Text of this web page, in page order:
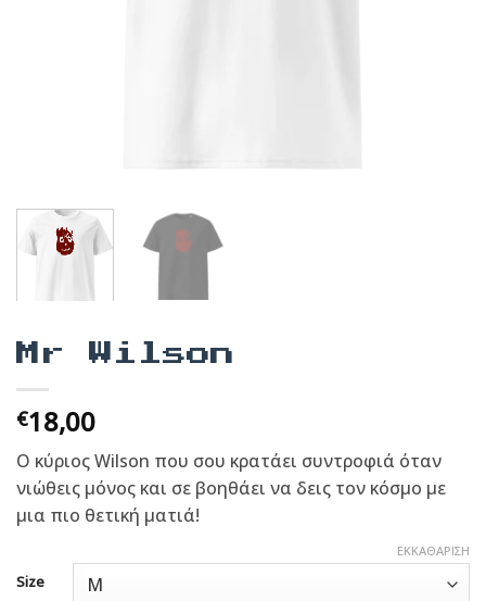
Mr Wilson
€18,00
Ο κύριος Wilson που σου κρατάει συντροφιά όταν
νιώθεις μόνος και σε βοηθάει να δεις τον κόσμο με
μια πιο θετική ματιά!
Size
ΕΚΚΑΘΆΡΙΣΗ